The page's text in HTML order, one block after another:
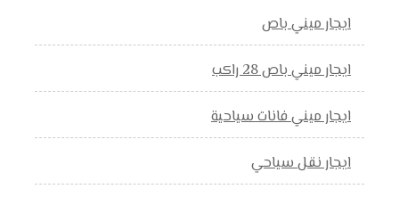
ايجار ميني باص
ايجار ميني باص 28 راكب
ايجار ميني فانات سياحية
ايجار نقل سياحي